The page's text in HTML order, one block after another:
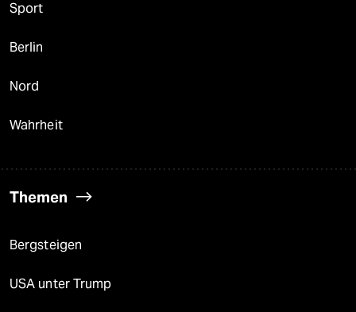
Sport
Berlin
Nord
Wahrheit
Themen
Bergsteigen
USA unter Trump